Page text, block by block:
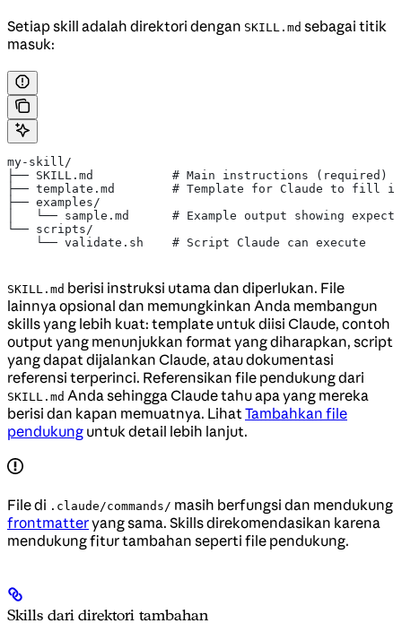
Setiap skill adalah direktori dengan SKILL.md sebagai titik
masuk:
my-skill/
├── SKILL.md           # Main instructions (required)
├── template.md        # Template for Claude to fill in
├── examples/
│   └── sample.md      # Example output showing
└── scripts/
    └── validate.sh    # Script Claude can execute
SKILL.md berisi instruksi utama dan diperlukan. File
lainnya opsional dan memungkinkan Anda membangun
skills yang lebih kuat: template untuk diisi Claude, contoh
output yang menunjukkan format yang diharapkan, script
yang dapat dijalankan Claude, atau dokumentasi
referensi terperinci. Referensikan file pendukung dari
SKILL.md Anda sehingga Claude tahu apa yang mereka
berisi dan kapan memuatnya. Lihat Tambahkan file
pendukung untuk detail lebih lanjut.
File di .claude/commands/ masih berfungsi dan mendukung
frontmatteryang sama. Skills direkomendasikan karena
mendukung fitur tambahan seperti file pendukung.
Skills dari direktori tambahan